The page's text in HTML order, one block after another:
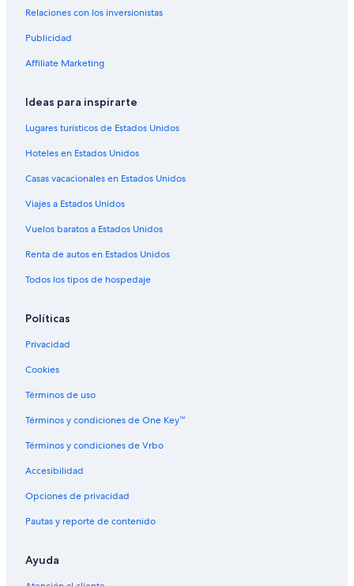
Relaciones con los inversionistas
Publicidad
Affiliate Marketing
Ideas para inspirarte
Lugares turísticos de Estados Unidos
Hoteles en Estados Unidos
Casas vacacionales en Estados Unidos
Viajes a Estados Unidos
Vuelos baratos a Estados Unidos
Renta de autos en Estados Unidos
Todos los tipos de hospedaje
Políticas
Privacidad
Cookies
Términos de uso
Términos y condiciones de One Key™
Términos y condiciones de Vrbo
Accesibilidad
Opciones de privacidad
Pautas y reporte de contenido
Ayuda